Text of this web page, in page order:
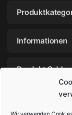
Informationen
Produkt